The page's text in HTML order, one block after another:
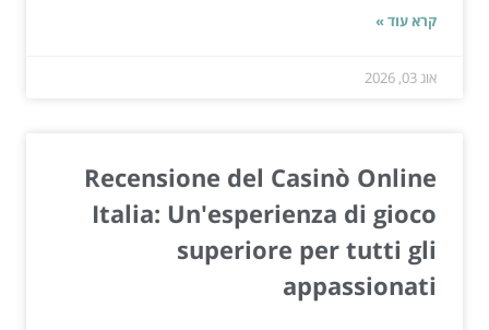
קרא עוד »
אוג 03, 2026
Recensione del Casinò Online
Italia: Un'esperienza di gioco
superiore per tutti gli
appassionati